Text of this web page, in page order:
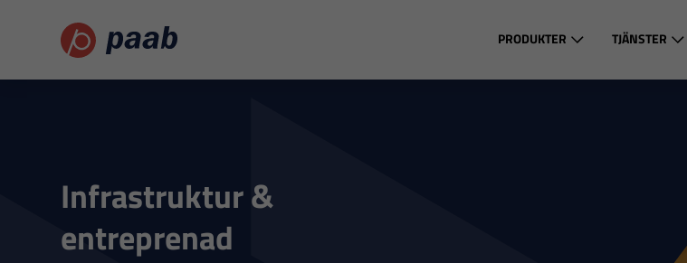
PRODUKTER TJÄNSTER
Infrastruktur &
entreprenad